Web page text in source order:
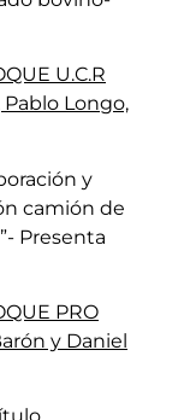
U.C.R
Longo,
y
camión de
Presenta
PRO
y Daniel